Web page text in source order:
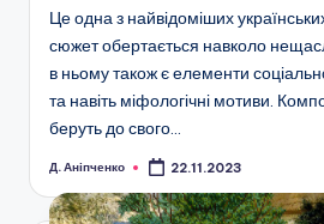
Це одна з найвідоміших
сюжет обертається навколо
в ньому також є елементи
та навіть міфологічні мотиви.
беруть до свого…
Опубліковано
Д. Аніпченко 22.11.2023